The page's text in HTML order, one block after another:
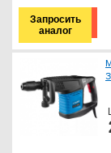
Запросить
аналог